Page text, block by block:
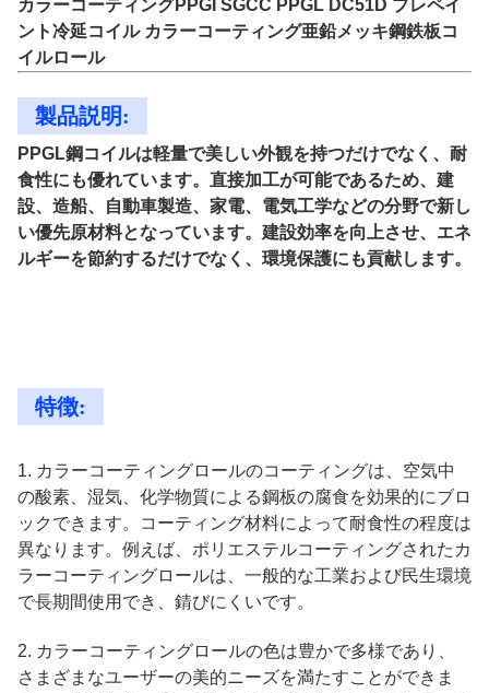
カラーコーティングPPGI SGCC PPGL DC51D プレペイ
ント冷延コイル カラーコーティング亜鉛メッキ鋼鉄板コ
イルロール
製品説明:
PPGL鋼コイルは軽量で美しい外観を持つだけでなく、耐
食性にも優れています。直接加工が可能であるため、建
設、造船、自動車製造、家電、電気工学などの分野で新し
い優先原材料となっています。建設効率を向上させ、エネ
ルギーを節約するだけでなく、環境保護にも貢献します。
特徴:
1. カラーコーティングロールのコーティングは、空気中
の酸素、湿気、化学物質による鋼板の腐食を効果的にブロ
ックできます。コーティング材料によって耐食性の程度は
異なります。例えば、ポリエステルコーティングされたカ
ラーコーティングロールは、一般的な工業および民生環境
で長期間使用でき、錆びにくいです。
2. カラーコーティングロールの色は豊かで多様であり、
さまざまなユーザーの美的ニーズを満たすことができま